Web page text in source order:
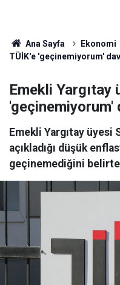
Ana Sayfa Ekonomi
TÜİK'e 'geçinemiyorum'
Emekli Yargıtay
'geçinemiyorum'
Emekli Yargıtay
açıkladığı düşük
geçinemediğini